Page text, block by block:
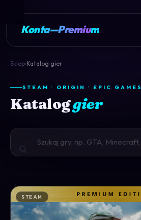
Konta—Premium
Sklep›Katalog gier
STEAM · ORIGIN · EPIC GAMES
Kataloggier
STEAM